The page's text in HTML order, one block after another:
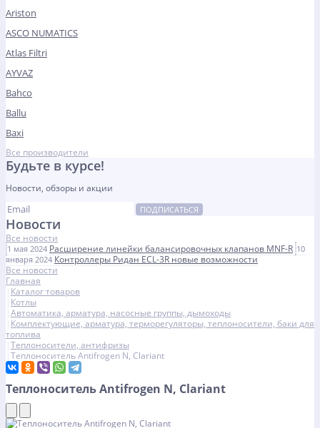
Ariston
ASCO NUMATICS
Atlas Filtri
AYVAZ
Bahco
Ballu
Baxi
Все производители
Будьте в курсе!
Новости, обзоры и акции
ПОДПИСАТЬСЯ
Новости
Все новости
1 мая 2024 Расширение линейки балансировочных клапанов MNF-R 10
января 2024 Контроллеры Ридан ECL-3R новые возможности
Все новости
Главная
Каталог товаров
Котлы
Автоматика, арматура, насосные группы, дымоходы
Комплектующие, арматура, терморегуляторы, теплоносители, баки для
топлива
Теплоносители, антифризы
Теплоноситель Antifrogen N, Clariant
Теплоноситель Antifrogen N, Clariant